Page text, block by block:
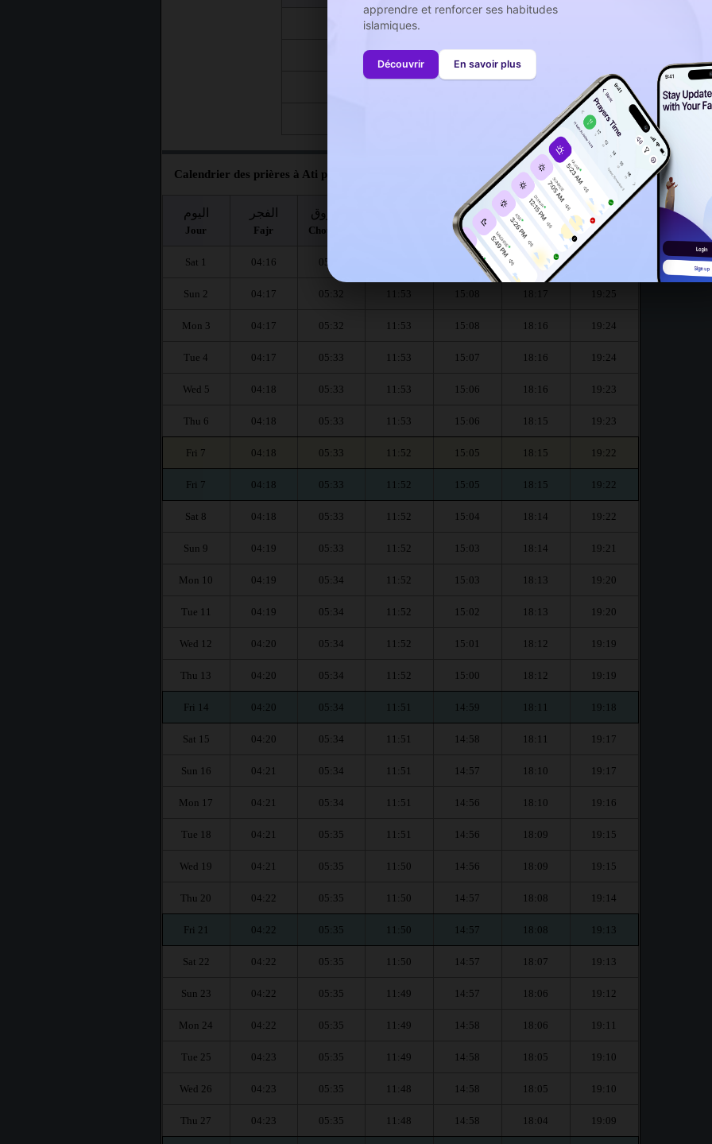
apprendre et renforcer ses habitudes
islamiques.
Découvrir En savoir plus
Calendrier des prières à Ati pour le mois de August :
اليوم
Jour
الفجر
Fajr
الشروق
Chourouq
العصر
Asr
المغرب
Maghrib
العشاء
Isha
Sat 1 04:16 05:32 15:09 18:17
Sun 2 04:17 05:32 11:53 15:08 18:17 19:25
Mon 3 04:17 05:32 11:53 15:08 18:16 19:24
Tue 4 04:17 05:33 11:53 15:07 18:16 19:24
Wed 5 04:18 05:33 11:53 15:06 18:16 19:23
Thu 6 04:18 05:33 11:53 15:06 18:15 19:23
Fri 7 04:18 05:33 11:52 15:05 18:15 19:22
Fri 7 04:18 05:33 11:52 15:05 18:15 19:22
Sat 8 04:18 05:33 11:52 15:04 18:14 19:22
Sun 9 04:19 05:33 11:52 15:03 18:14 19:21
Mon 10 04:19 05:34 11:52 15:03 18:13 19:20
Tue 11 04:19 05:34 11:52 15:02 18:13 19:20
Wed 12 04:20 05:34 11:52 15:01 18:12 19:19
Thu 13 04:20 05:34 11:52 15:00 18:12 19:19
Fri 14 04:20 05:34 11:51 14:59 18:11 19:18
Sat 15 04:20 05:34 11:51 14:58 18:11 19:17
Sun 16 04:21 05:34 11:51 14:57 18:10 19:17
Mon 17 04:21 05:34 11:51 14:56 18:10 19:16
Tue 18 04:21 05:35 11:51 14:56 18:09 19:15
Wed 19 04:21 05:35 11:50 14:56 18:09 19:15
Thu 20 04:22 05:35 11:50 14:57 18:08 19:14
Fri 21 04:22 05:35 11:50 14:57 18:08 19:13
Sat 22 04:22 05:35 11:50 14:57 18:07 19:13
Sun 23 04:22 05:35 11:49 14:57 18:06 19:12
Mon 24 04:22 05:35 11:49 14:58 18:06 19:11
Tue 25 04:23 05:35 11:49 14:58 18:05 19:10
Wed 26 04:23 05:35 11:48 14:58 18:05 19:10
Thu 27 04:23 05:35 11:48 14:58 18:04 19:09